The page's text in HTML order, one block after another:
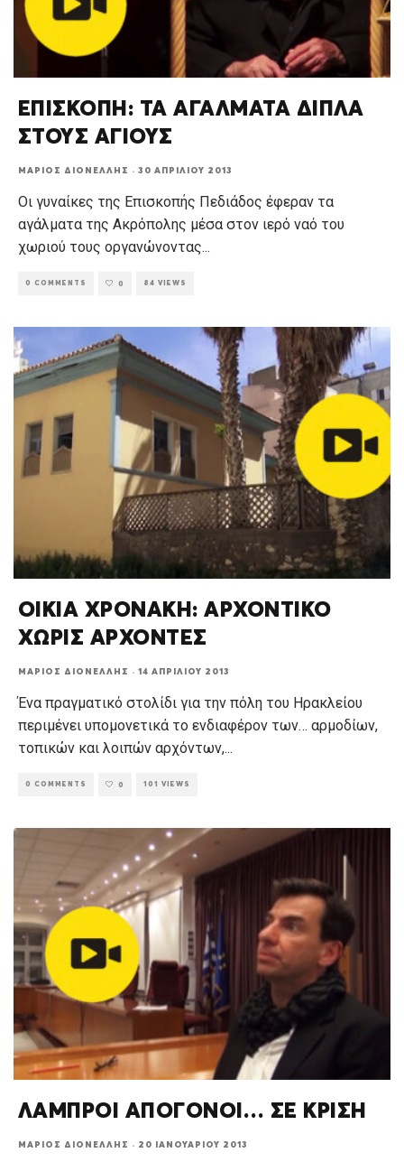
ΕΠΙΣΚΟΠΗ: ΤΑ ΑΓΑΛΜΑΤΑ ΔΙΠΛΑ
ΣΤΟΥΣ ΑΓΙΟΥΣ
ΜΆΡΙΟΣ ΔΙΟΝΈΛΛΗΣ · 30 ΑΠΡΙΛΊΟΥ 2013
Οι γυναίκες της Επισκοπής Πεδιάδος έφεραν τα
αγάλματα της Ακρόπολης μέσα στον ιερό ναό του
χωριού τους οργανώνοντας...
0 COMMENTS 0 84 VIEWS
ΟΙΚΙΑ ΧΡΟΝΑΚΗ: ΑΡΧΟΝΤΙΚΟ
ΧΩΡΙΣ ΑΡΧΟΝΤΕΣ
ΜΆΡΙΟΣ ΔΙΟΝΈΛΛΗΣ · 14 ΑΠΡΙΛΊΟΥ 2013
Ένα πραγματικό στολίδι για την πόλη του Ηρακλείου
περιμένει υπομονετικά το ενδιαφέρον των… αρμοδίων,
τοπικών και λοιπών αρχόντων,...
0 COMMENTS 0 101 VIEWS
ΛΑΜΠΡΟΙ ΑΠΟΓΟΝΟΙ… ΣΕ ΚΡΙΣΗ
ΜΆΡΙΟΣ ΔΙΟΝΈΛΛΗΣ · 20 ΙΑΝΟΥΑΡΊΟΥ 2013